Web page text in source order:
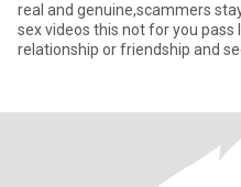
real and genuine,scammers
sex videos this not for you
relationship or friendship and